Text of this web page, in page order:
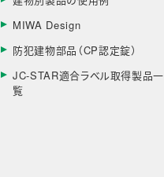
MIWA Design
防犯建物部品（CP認定錠）
JC-STAR適合ラベル取得製品一
覧